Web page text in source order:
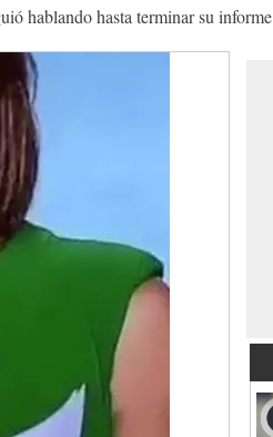
hablando hasta terminar su informe